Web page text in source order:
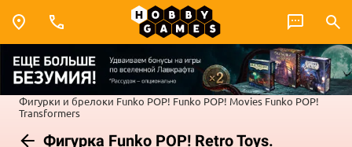
Фигурки и брелоки Funko POP! Funko POP! Movies Funko POP!
Transformers
Фигурка Funko POP! Retro Toys.